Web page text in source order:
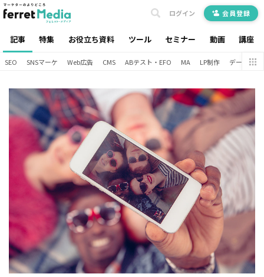
記事 特集 お役立ち資料 ツール セミナー 動画 講座
ログイン 会員登録
SEO SNSマーケ Web広告 CMS ABテスト・EFO MA LP制作 データ分析